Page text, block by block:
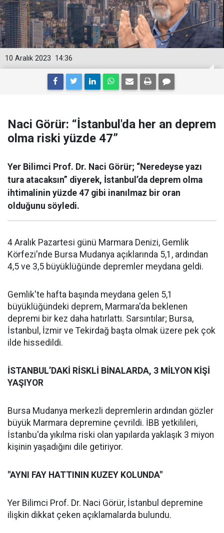
14:36
10 Aralık 2023
Naci Görür: “İstanbul'da her an deprem
olma riski yüzde 47”
Yer Bilimci Prof. Dr. Naci Görür; “Neredeyse yazı
tura atacaksın” diyerek, İstanbul’da deprem olma
ihtimalinin yüzde 47 gibi inanılmaz bir oran
olduğunu söyledi.
4 Aralık Pazartesi günü Marmara Denizi, Gemlik
Körfezi'nde Bursa Mudanya açıklarında 5,1, ardından
4,5 ve 3,5 büyüklüğünde depremler meydana geldi.
Gemlik'te hafta başında meydana gelen 5,1
büyüklüğündeki deprem, Marmara'da beklenen
depremi bir kez daha hatırlattı. Sarsıntılar; Bursa,
İstanbul, İzmir ve Tekirdağ başta olmak üzere pek çok
ilde hissedildi.
İSTANBUL’DAKİ RİSKLİ BİNALARDA, 3 MİLYON KİŞİ
YAŞIYOR
Bursa Mudanya merkezli depremlerin ardından gözler
büyük Marmara depremine çevrildi. İBB yetkilileri,
İstanbu'da yıkılma riski olan yapılarda yaklaşık 3 miyon
kişinin yaşadığını dile getiriyor.
"AYNI FAY HATTININ KUZEY KOLUNDA"
Yer Bilimci Prof. Dr. Naci Görür, İstanbul depremine
ilişkin dikkat çeken açıklamalarda bulundu.